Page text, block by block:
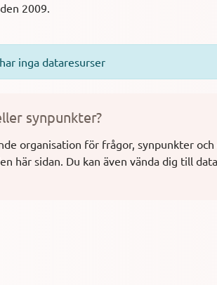
2009.
inga dataresurser
synpunkter?
organisation för frågor, synpunkter
här sidan. Du kan även vända dig till